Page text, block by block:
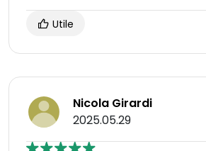
Utile
Nicola Girardi
2025.05.29